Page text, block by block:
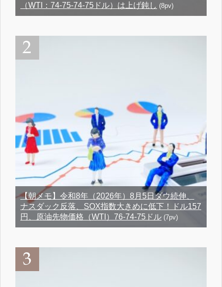
（WTI：74-75-74-75ドル）は上げ鈍し (8pv)
【朝メモ】令和8年（2026年）8月5日ダウ続伸、
ナスダック反落、SOX指数大きめに低下！ドル157
円、原油先物価格（WTI）76-74-75ドル (7pv)